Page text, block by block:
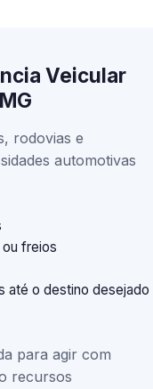
Veicular
rodovias e
automotivas
freios
até o destino desejado
para agir com
recursos